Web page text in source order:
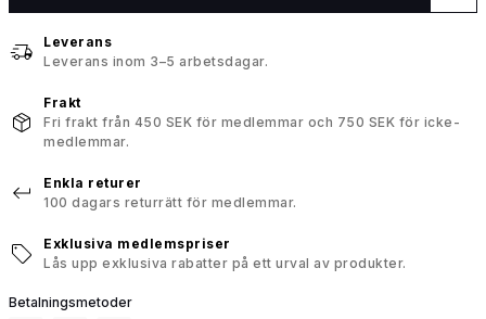
Leverans
Leverans inom 3–5 arbetsdagar.
Frakt
Fri frakt från 450 SEK för medlemmar och 750 SEK för icke-
medlemmar.
Enkla returer
100 dagars returrätt för medlemmar.
Exklusiva medlemspriser
Lås upp exklusiva rabatter på ett urval av produkter.
Betalningsmetoder